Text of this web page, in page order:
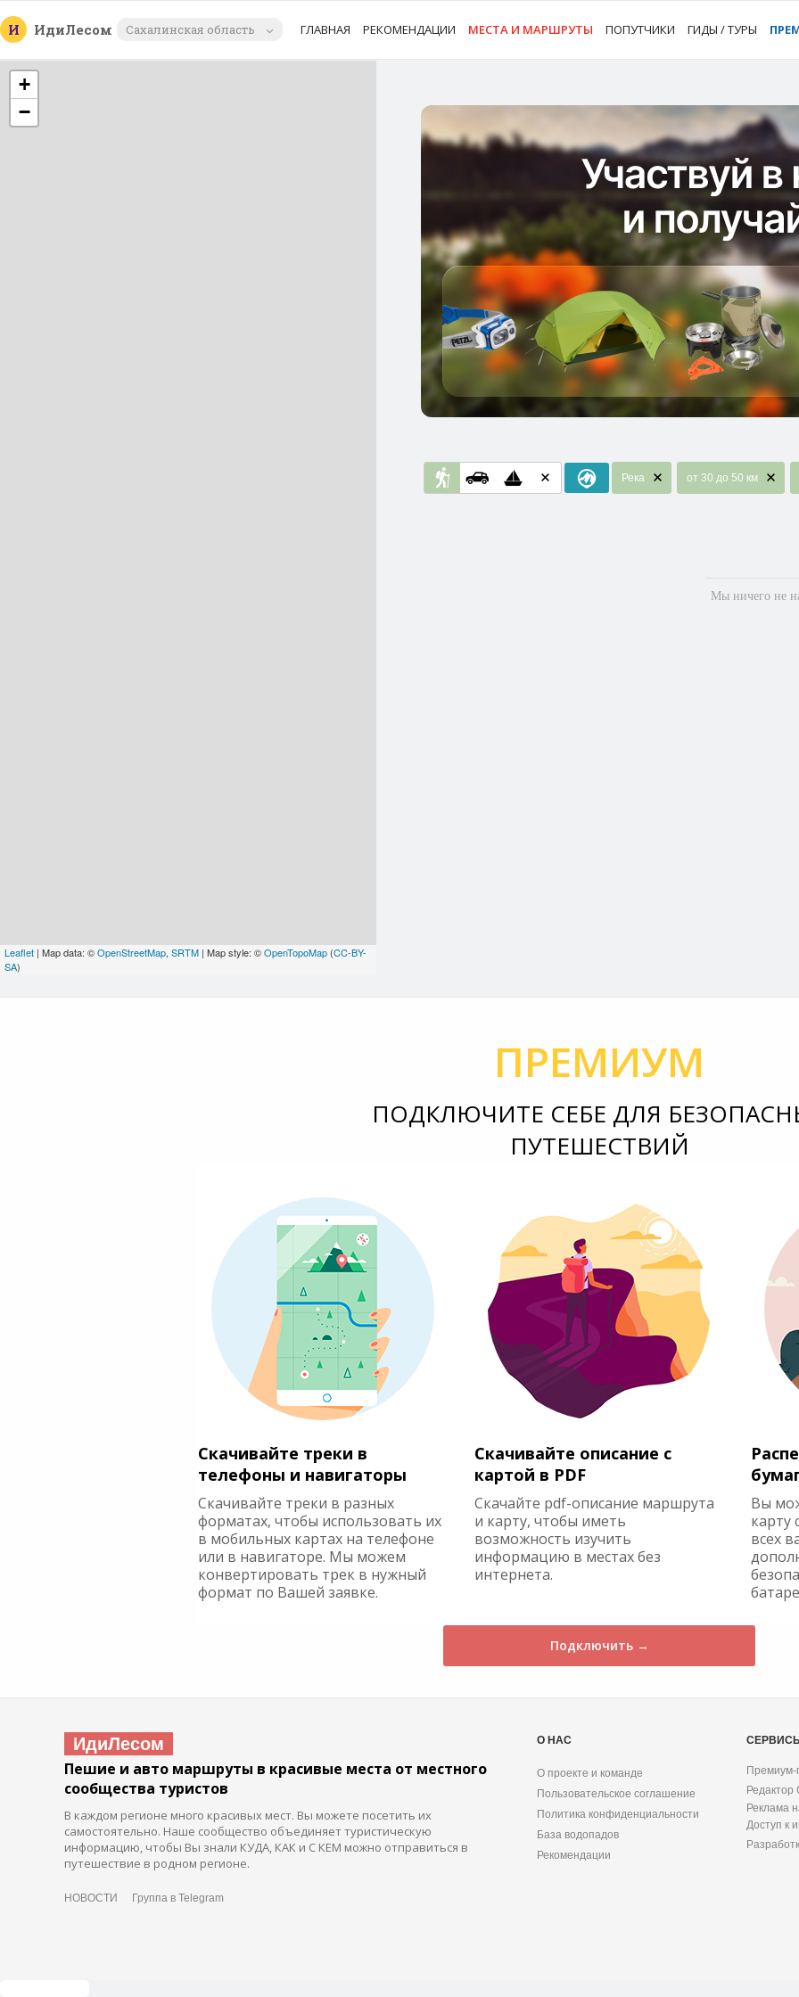
И ИдиЛесом Сахалинская область ГЛАВНАЯ РЕКОМЕНДАЦИИ МЕСТА И МАРШРУТЫ ПОПУТЧИКИ ГИДЫ / ТУРЫ
+
−
Leaflet | Map data: ©OpenStreetMap, SRTM | Map style: ©OpenTopoMap (CC-BY-
SA)
Река от 30 до 50 км
Мы ничего не
ПРЕМИУМ
ПОДКЛЮЧИТЕ СЕБЕ ДЛЯ
ПУТЕШЕСТВИЙ
Скачивайте треки в
телефоны и навигаторы
Скачивайте треки в разных
форматах, чтобы использовать их
в мобильных картах на телефоне
или в навигаторе. Мы можем
конвертировать трек в нужный
формат по Вашей заявке.
Скачивайте описание с
картой в PDF
Скачайте pdf-описание маршрута
и карту, чтобы иметь
возможность изучить
информацию в местах без
интернета.
Вы
карту
всех
Подключить →
ИдиЛесом
Пешие и авто маршруты в красивые места от местного
сообщества туристов
В каждом регионе много красивых мест. Вы можете посетить их
самостоятельно. Наше сообщество объединяет туристическую
информацию, чтобы Вы знали КУДА, КАК и С КЕМ можно отправиться в
путешествие в родном регионе.
НОВОСТИ Группа в Telegram
О НАС
О проекте и команде
Пользовательское соглашение
Политика конфиденциальности
База водопадов
Рекомендации
Премиум-
Редактор
Реклама
Доступ к